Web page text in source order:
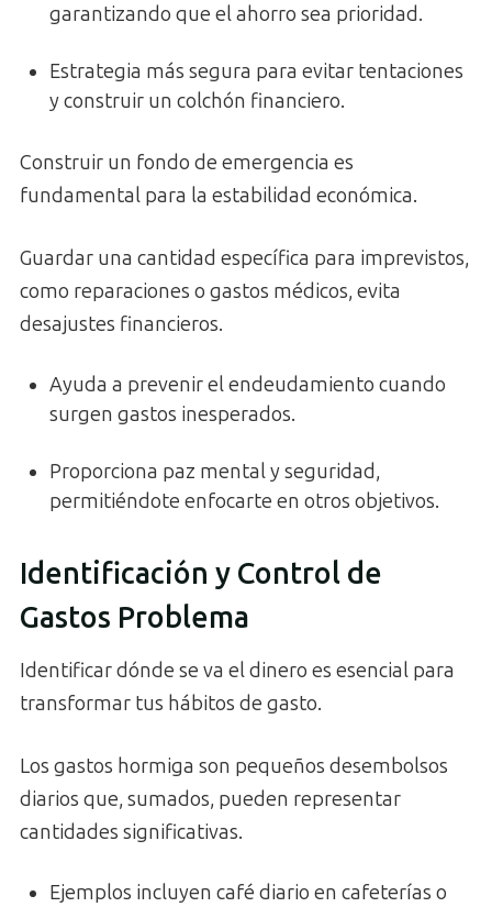
garantizando que el ahorro sea prioridad.
Estrategia más segura para evitar tentaciones
y construir un colchón financiero.
Construir un fondo de emergencia es
fundamental para la estabilidad económica.
Guardar una cantidad específica para imprevistos,
como reparaciones o gastos médicos, evita
desajustes financieros.
Ayuda a prevenir el endeudamiento cuando
surgen gastos inesperados.
Proporciona paz mental y seguridad,
permitiéndote enfocarte en otros objetivos.
Identificación y Control de
Gastos Problema
Identificar dónde se va el dinero es esencial para
transformar tus hábitos de gasto.
Los gastos hormiga son pequeños desembolsos
diarios que, sumados, pueden representar
cantidades significativas.
Ejemplos incluyen café diario en cafeterías o